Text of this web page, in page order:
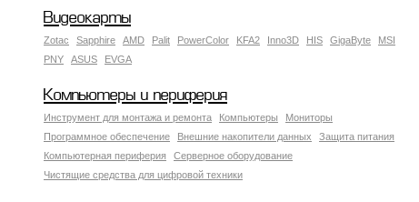
Видеокарты
Zotac Sapphire AMD Palit PowerColor KFA2 Inno3D HIS GigaByte
MSI
PNY
ASUS EVGA
Компьютеры и периферия
Инструмент для монтажа и ремонта Компьютеры
Мониторы
Программное обеспечение
Внешние накопители данных
Защита питания
Компьютерная периферия
Серверное оборудование
Чистящие средства для цифровой техники